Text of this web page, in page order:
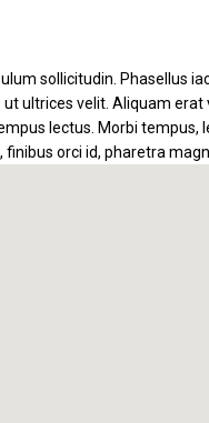
sollicitudin. Phasellus
ultrices velit. Aliquam
lectus. Morbi
orci id, pharetra